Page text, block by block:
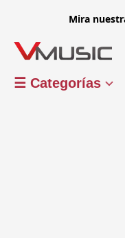
Mira
☰ Categorías